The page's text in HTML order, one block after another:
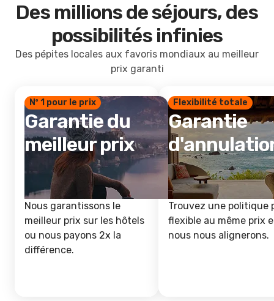
Des millions de séjours, des
possibilités infinies
Des pépites locales aux favoris mondiaux au meilleur
prix garanti
Nº 1 pour le prix
Garantie du
meilleur prix
Nous garantissons le
meilleur prix sur les hôtels
ou nous payons 2x la
différence.
Flexibilité totale
Garantie
Trouvez une politique
flexible au même prix
nous nous alignerons.